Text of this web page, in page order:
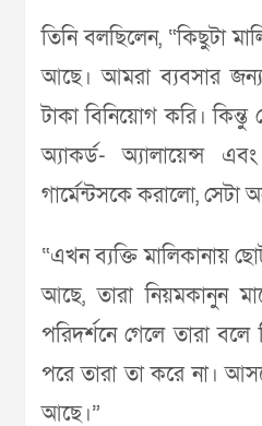
তিনি বলছিলেন, “কিছুটা
আছে। আমরা ব্যবসার
টাকা বিনিয়োগ করি। কিন্তু
অ্যাকর্ড- অ্যালায়েন্স
গার্মেন্টসকে করালো, সেটা
“এখন ব্যক্তি মালিকানায়
আছে, তারা নিয়মকানুন
পরিদর্শনে গেলে তারা
পরে তারা তা করে না।
আছে।”